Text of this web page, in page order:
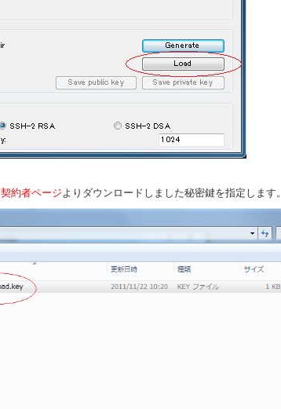
契約者ページよりダウンロードしました秘密鍵を指定します。